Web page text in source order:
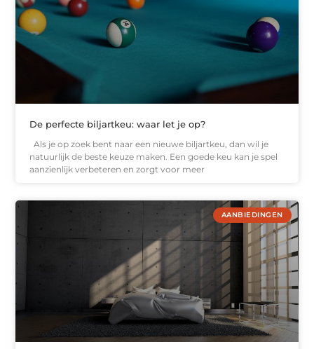
De perfecte biljartkeu: waar let je op?
Als je op zoek bent naar een nieuwe biljartkeu, dan wil je
natuurlijk de beste keuze maken. Een goede keu kan je spel
aanzienlijk verbeteren en zorgt voor meer
AANBIEDINGEN